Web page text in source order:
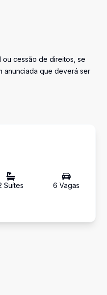
ou cessão de direitos, se
anunciada que deverá ser
Suítes 6 Vagas